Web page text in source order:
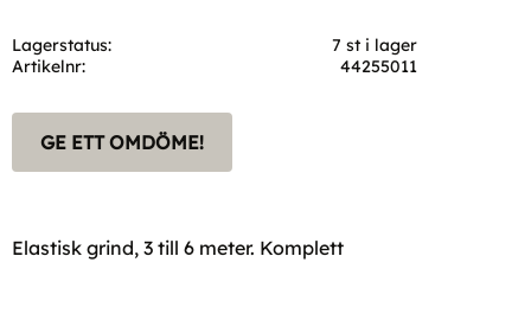
Lagerstatus
7 st i lager
Artikelnr
44255011
GE ETT OMDÖME!
Elastisk grind, 3 till 6 meter. Komplett